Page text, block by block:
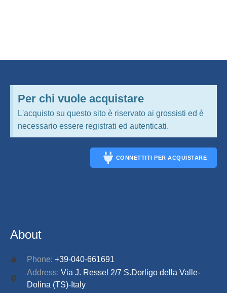
Per chi vuole acquistare
L'acquisto su questo sito è riservato ai grossisti ed è
necessario essere registrati ed autenticati.
CONNETTITI PER ACQUISTARE
About
Phone: +39-040-661691
Address: Via J. Ressel 2/7 S.Dorligo della Valle-
Dolina (TS)-Italy